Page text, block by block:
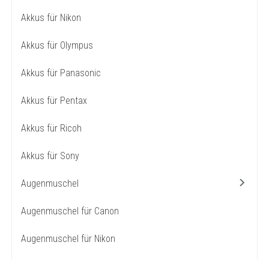
Akkus für Nikon
Akkus für Olympus
Akkus für Panasonic
Akkus für Pentax
Akkus für Ricoh
Akkus für Sony
Augenmuschel
Augenmuschel für Canon
Augenmuschel für Nikon